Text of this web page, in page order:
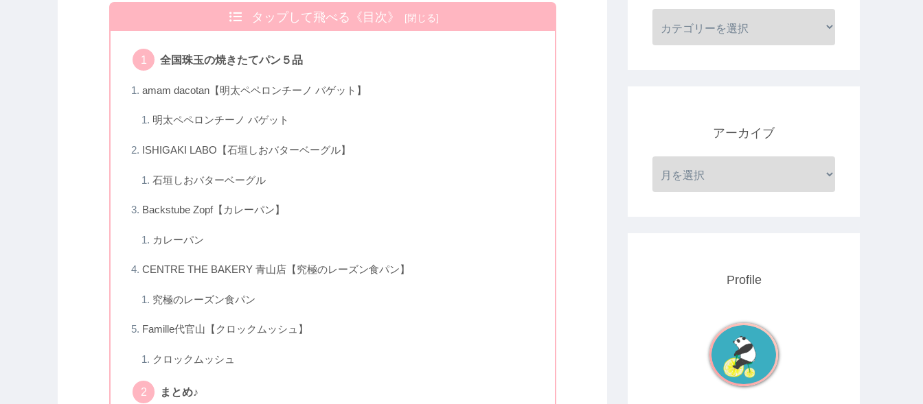
タップして飛べる《目次》
全国珠玉の焼きたてパン５品
amam dacotan【明太ペペロンチーノ バゲット】
明太ペペロンチーノ バゲット
ISHIGAKI LABO【石垣しおバターベーグル】
石垣しおバターベーグル
Backstube Zopf【カレーパン】
カレーパン
CENTRE THE BAKERY 青山店【究極のレーズン食パン】
究極のレーズン食パン
Famille代官山【クロックムッシュ】
クロックムッシュ
まとめ♪
アーカイブ
Profile